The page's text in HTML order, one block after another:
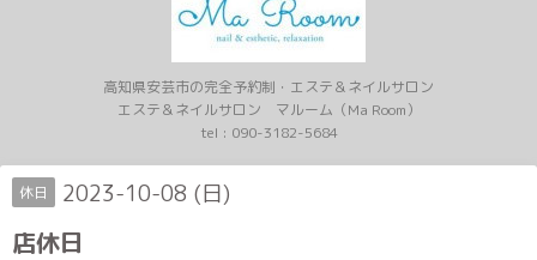
高知県安芸市の完全予約制・エステ＆ネイルサロン
エステ＆ネイルサロン マルーム（Ma Room）
tel : 090-3182-5684
休日 2023-10-08 (日)
店休日